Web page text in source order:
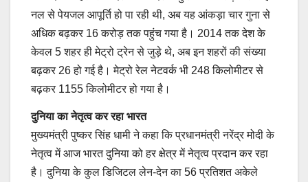
नल से पेयजल आपूर्ति हो पा रही थी, अब यह आंकड़ा चार गुना से
अधिक बढ़कर 16 करोड़ तक पहुंच गया है। 2014 तक देश के
केवल 5 शहर ही मेट्रो ट्रेन से जुड़े थे, अब इन शहरों की संख्या
बढ़कर 26 हो गई है। मेट्रो रेल नेटवर्क भी 248 किलोमीटर से
बढ़कर 1155 किलोमीटर हो गया है।
दुनिया का नेतृत्व कर रहा भारत
मुख्यमंत्री पुष्कर सिंह धामी ने कहा कि प्रधानमंत्री नरेंद्र मोदी के
नेतृत्व में आज भारत दुनिया को हर क्षेत्र में नेतृत्व प्रदान कर रहा
है। दुनिया के कुल डिजिटल लेन-देन का 56 प्रतिशत अकेले